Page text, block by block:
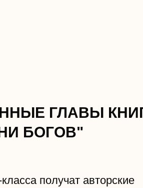
получат авторские
ГЛАВЫ
БОГОВ"